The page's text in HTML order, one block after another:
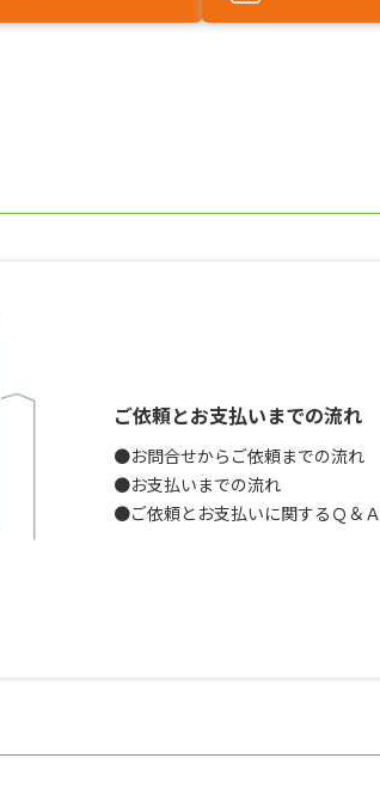
ご依頼とお支払いまでの流れ
●お問合せからご依頼までの流れ
●お支払いまでの流れ
●ご依頼とお支払いに関するＱ＆Ａ